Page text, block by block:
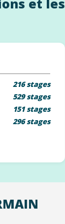
216 stages
529 stages
151 stages
296 stages